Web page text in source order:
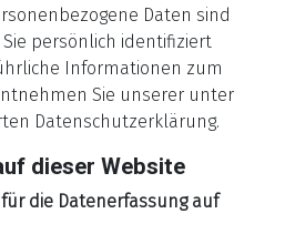
Daten sind
persönlich identifiziert
Informationen zum
Sie unserer unter
Datenschutzerklärung.
dieser Website
die Datenerfassung auf